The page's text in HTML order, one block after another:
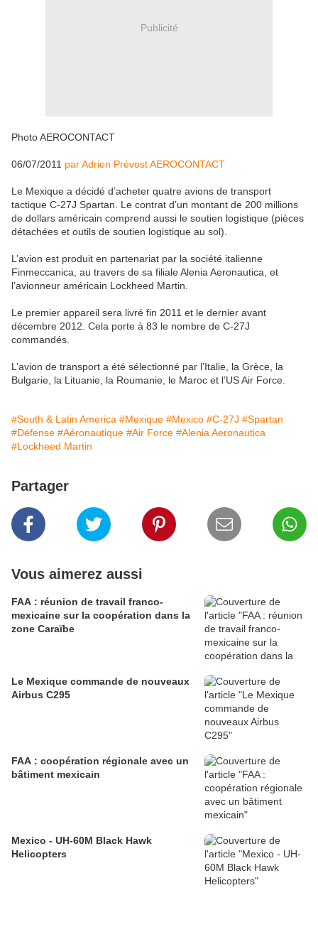
Publicité
Photo AEROCONTACT
06/07/2011 par Adrien Prévost AEROCONTACT
Le Mexique a décidé d’acheter quatre avions de transport
tactique C-27J Spartan. Le contrat d’un montant de 200 millions
de dollars américain comprend aussi le soutien logistique (pièces
détachées et outils de soutien logistique au sol).
L’avion est produit en partenariat par la société italienne
Finmeccanica, au travers de sa filiale Alenia Aeronautica, et
l’avionneur américain Lockheed Martin.
Le premier appareil sera livré fin 2011 et le dernier avant
décembre 2012. Cela porte à 83 le nombre de C-27J
commandés.
L’avion de transport a été sélectionné par l’Italie, la Grèce, la
Bulgarie, la Lituanie, la Roumanie, le Maroc et l’US Air Force.
#South & Latin America #Mexique #Mexico #C-27J #Spartan
#Défense #Aéronautique #Air Force #Alenia Aeronautica
#Lockheed Martin
Partager
Vous aimerez aussi
FAA : réunion de travail franco-
mexicaine sur la coopération dans la
zone Caraïbe
Le Mexique commande de nouveaux
Airbus C295
FAA : coopération régionale avec un
bâtiment mexicain
Mexico - UH-60M Black Hawk
Helicopters